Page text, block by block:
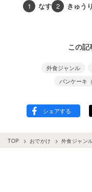
1 なす 2 きゅうり
この記
外食ジャンル
パンケーキ
TOP おでかけ 外食ジャン